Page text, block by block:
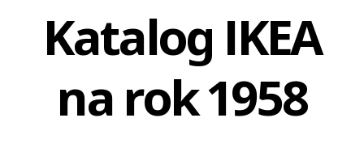
Katalog IKEA
na rok 1958